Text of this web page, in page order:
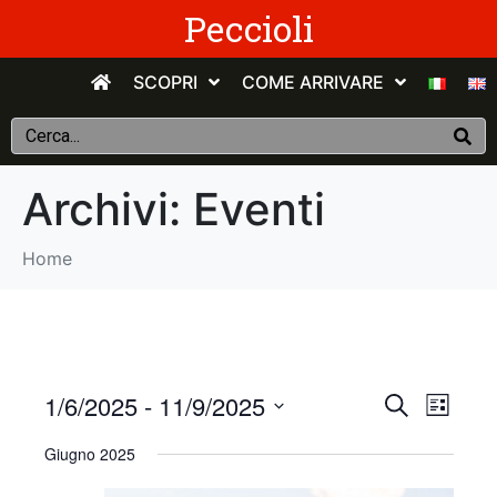
Peccioli
SCOPRI COME ARRIVARE
Archivi: Eventi
Home
E
v
C
r
E
e
E
e
1/6/2025 - 11/9/2025
e
Giugno 2025